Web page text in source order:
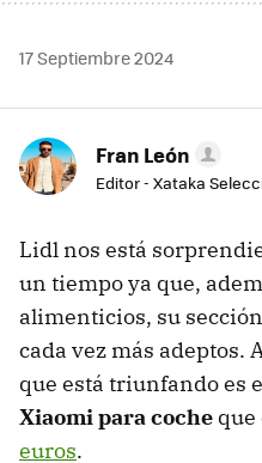
17 Septiembre 2024
Fran León
Editor - Xataka
Lidl nos está
un tiempo ya que,
alimenticios, su
cada vez más adeptos.
que está triunfando es
Xiaomi para coche que
euros.